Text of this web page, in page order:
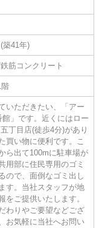
築41年)
筋コンクリート
いただきたい、「アー
館」です。近くにはロー
丁目店(徒歩4分)があり
買い物に便利です。こ
ら出て100mに駐車場が
用部に住民専用のゴミ
ので、面倒なゴミ出し
す。当社スタッフが地
をご提供いたします。
わりやご要望などござ
お気軽に当社へお問い